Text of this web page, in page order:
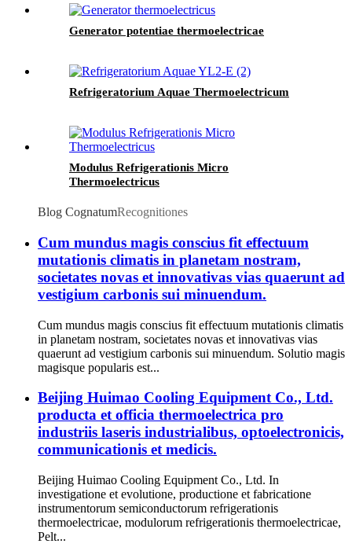
Generator potentiae thermoelectricae
Refrigeratorium Aquae Thermoelectricum
Modulus Refrigerationis Micro
Thermoelectricus
Blog CognatumRecognitiones
Cum mundus magis conscius fit effectuum
mutationis climatis in planetam nostram,
societates novas et innovativas vias quaerunt ad
vestigium carbonis sui minuendum.
Cum mundus magis conscius fit effectuum mutationis climatis
in planetam nostram, societates novas et innovativas vias
quaerunt ad vestigium carbonis sui minuendum. Solutio magis
magisque popularis est...
Beijing Huimao Cooling Equipment Co., Ltd.
producta et officia thermoelectrica pro
industriis laseris industrialibus, optoelectronicis,
communicationis et medicis.
Beijing Huimao Cooling Equipment Co., Ltd. In
investigatione et evolutione, productione et fabricatione
instrumentorum semiconductorum refrigerationis
thermoelectricae, modulorum refrigerationis thermoelectricae,
Pelt...